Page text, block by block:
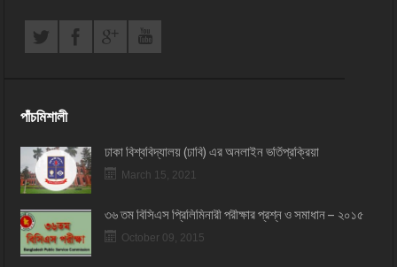
পাঁচমিশালী
ঢাকা বিশ্ববিদ্যালয় (ঢাবি) এর অনলাইন ভর্তিপ্রক্রিয়া
March 15, 2021
৩৬ তম বিসিএস প্রি‌লি‌মিনারী পরীক্ষার প্রশ্ন ও সমাধান – ২০১৫
October 09, 2015